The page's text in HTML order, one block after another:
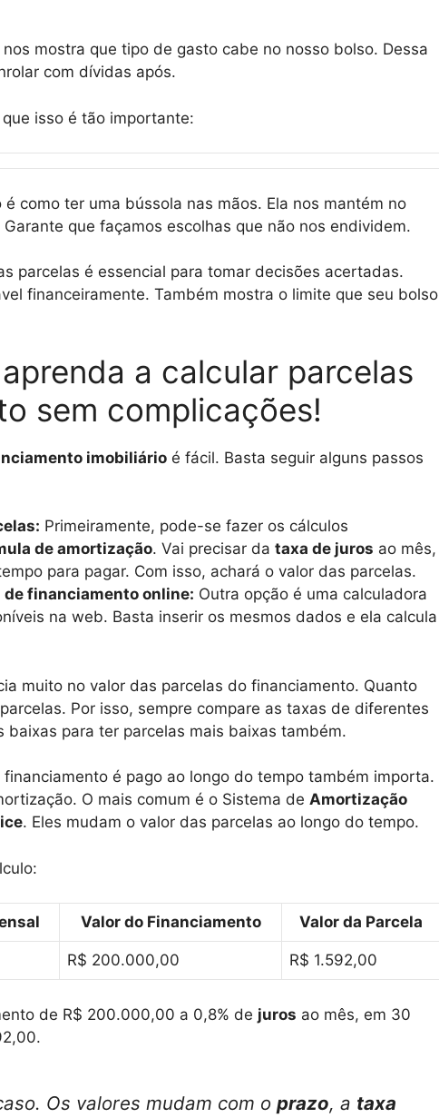
mostra que tipo de gasto cabe no nosso bolso. Dessa
com dívidas após.
isso é tão importante:
como ter uma bússola nas mãos. Ela nos mantém no
que façamos escolhas que não nos endividem.
parcelas é essencial para tomar decisões acertadas.
financeiramente. Também mostra o limite que seu bolso
a calcular parcelas
sem complicações!
imobiliário é fácil. Basta seguir alguns passos
Primeiramente, pode-se fazer os cálculos
de amortização. Vai precisar da taxa de juros ao mês,
para pagar. Com isso, achará o valor das parcelas.
financiamento online: Outra opção é uma calculadora
na web. Basta inserir os mesmos dados e ela calcula
muito no valor das parcelas do financiamento. Quanto
Por isso, sempre compare as taxas de diferentes
baixas para ter parcelas mais baixas também.
é pago ao longo do tempo também importa.
O mais comum é o Sistema de Amortização
. Eles mudam o valor das parcelas ao longo do tempo.
Valor do Financiamento Valor da Parcela
R$ 200.000,00 R$ 1.592,00
de R$ 200.000,00 a 0,8% de juros ao mês, em 30
Os valores mudam com o prazo, a taxa